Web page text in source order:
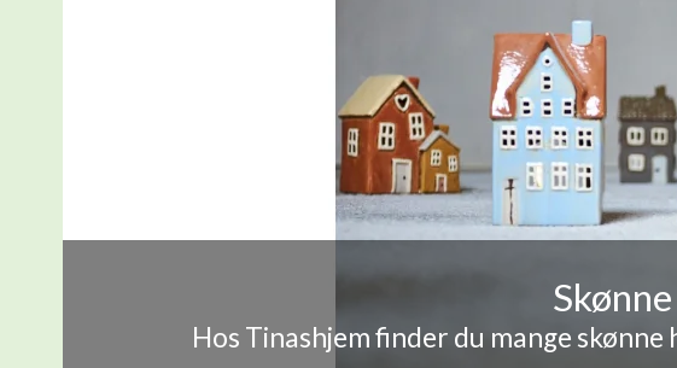
Hos Tinashjem finder du mange